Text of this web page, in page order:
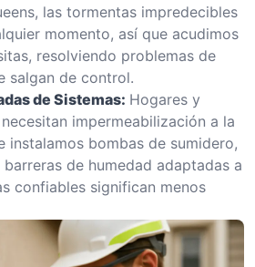
las tormentas impredecibles
momento, así que acudimos
resolviendo problemas de
salgan de control.
de Sistemas: Hogares y
impermeabilización a la
instalamos bombas de sumidero,
de humedad adaptadas a
confiables significan menos